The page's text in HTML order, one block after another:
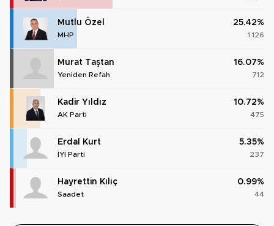
Mutlu Özel
MHP
25.42%
1.126
Murat Taştan
Yeniden Refah
16.07%
712
Kadir Yıldız
AK Parti
10.72%
475
Erdal Kurt
İYİ Parti
5.35%
237
Hayrettin Kılıç
Saadet
0.99%
44